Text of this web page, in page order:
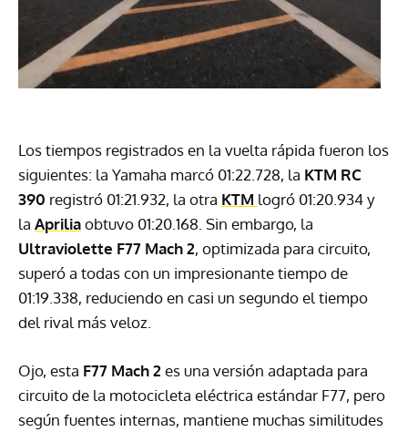
Los tiempos registrados en la vuelta rápida fueron los
siguientes: la Yamaha marcó 01:22.728, la KTM RC
390 registró 01:21.932, la otra KTM logró 01:20.934 y
la Apriliaobtuvo 01:20.168. Sin embargo, la
Ultraviolette F77 Mach 2, optimizada para circuito,
superó a todas con un impresionante tiempo de
01:19.338, reduciendo en casi un segundo el tiempo
del rival más veloz.
Ojo, esta F77 Mach 2 es una versión adaptada para
circuito de la motocicleta eléctrica estándar F77, pero
según fuentes internas, mantiene muchas similitudes